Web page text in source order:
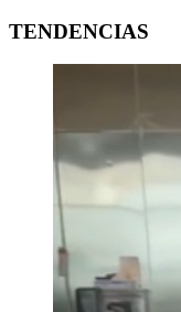
TENDENCIAS